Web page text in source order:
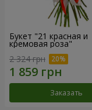
Букет "21 красная и
кремовая роза"
2 324 грн
Заказать